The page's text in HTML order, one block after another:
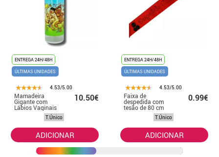
ENTREGA 24H/48H
ÚLTIMAS UNIDADES
4.53/5.00
Mamadeira
Gigante com
Lábios Vaginais
10.50€
T.Único
ADICIONAR
ENTREGA 24H/48H
ÚLTIMAS UNIDADES
4.53/5.00
Faixa de
despedida com
tesão de 80 cm
em cores sortidas
0.99€
T.Único
ADICIONAR